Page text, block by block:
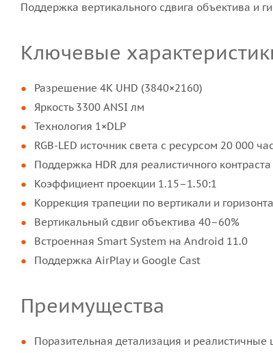
Поддержка вертикального сдвига объектива и
Ключевые
Разрешение 4K UHD (3840×2160)
Яркость 3300 ANSI лм
Технология 1×DLP
RGB-LED источник света с ресурсом 20 000
Поддержка HDR для реалистичного контраста
Коэффициент проекции 1.15–1.50:1
Коррекция трапеции по вертикали и
Вертикальный сдвиг объектива 40–60%
Встроенная Smart System на Android 11.0
Поддержка AirPlay и Google Cast
Преимущества
Поразительная детализация и реалистичные